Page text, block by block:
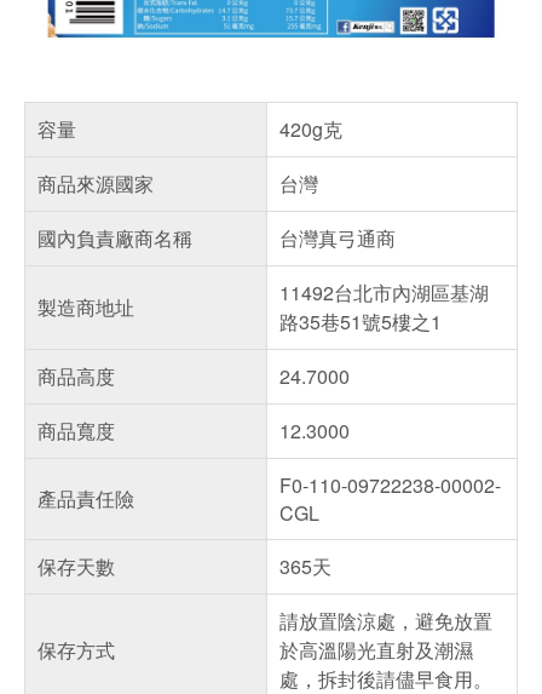
容量
420g克
商品來源國家
台灣
國內負責廠商名稱
台灣真弓通商
製造商地址
11492台北市內湖區基湖
路35巷51號5樓之1
商品高度
24.7000
商品寬度
12.3000
產品責任險
F0-110-09722238-00002-
CGL
保存天數
365天
保存方式
請放置陰涼處，避免放置
於高溫陽光直射及潮濕
處，拆封後請儘早食用。